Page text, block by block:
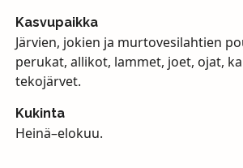
Kasvupaikka
Järvien, jokien ja murtovesilahtien
perukat, allikot, lammet, joet, ojat,
tekojärvet.
Kukinta
Heinä–elokuu.